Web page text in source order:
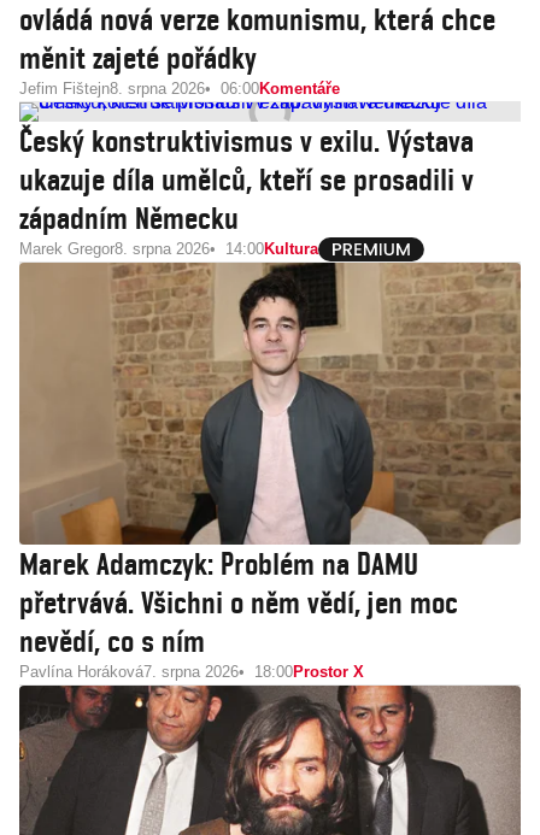
ovládá nová verze komunismu, která chce
měnit zajeté pořádky
Jefim Fištejn8. srpna 2026 06:00Komentáře
Český konstruktivismus v exilu. Výstava
ukazuje díla umělců, kteří se prosadili v
západním Německu
Marek Gregor8. srpna 2026 14:00Kultura
Marek Adamczyk: Problém na DAMU
přetrvává. Všichni o něm vědí, jen moc
nevědí, co s ním
Pavlína Horáková7. srpna 2026 18:00Prostor X